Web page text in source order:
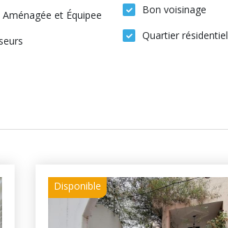
Aménagée et Équipee
Bon voisinage
Quartier résidentiel
Disponible